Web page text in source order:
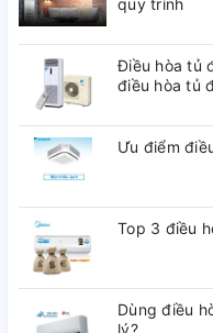
Nơi sản xuất:Thái Lan
Dòng sản phẩm:2020
Bảo hành chính hãng:24
quy trình
Điều hòa tủ
điều hòa tủ
Ưu điểm
Top 3 điều
Dùng điều
lý?